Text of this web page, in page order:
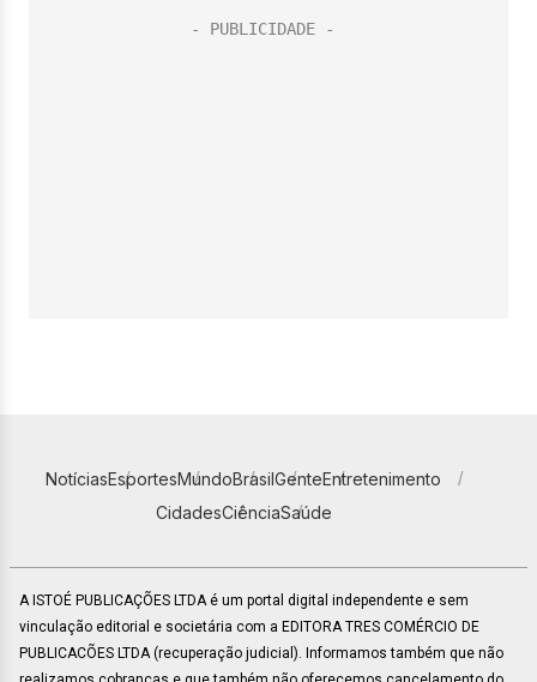
NotíciasEsportesMundoBrasilGenteEntretenimento
CidadesCiênciaSaúde
A ISTOÉ PUBLICAÇÕES LTDA é um portal digital independente e sem
vinculação editorial e societária com a EDITORA TRES COMÉRCIO DE
PUBLICACÕES LTDA (recuperação judicial). Informamos também que não